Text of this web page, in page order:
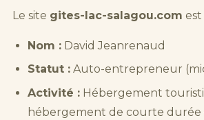
Le site gites-lac-salagou.com est
Nom : David Jeanrenaud
Statut : Auto-entrepreneur
Activité : Hébergement
hébergement de courte durée